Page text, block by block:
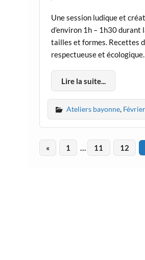
Une session ludique et
d’environ 1h – 1h30
tailles et formes. Recettes
respectueuse et
Lire la suite...
Ateliers bayonne, Février
« 1 … 11 12